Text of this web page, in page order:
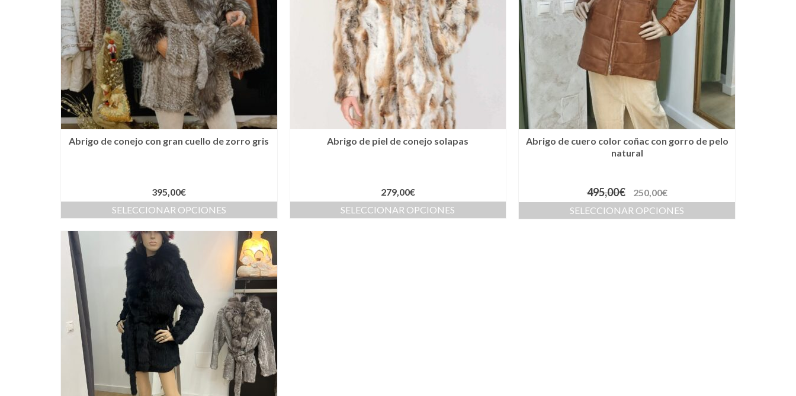
Abrigo de conejo con gran cuello de zorro gris
395,00€
SELECCIONAR OPCIONES
Abrigo de piel de conejo solapas
279,00€
SELECCIONAR OPCIONES
Abrigo de cuero color coñac con gorro de pelo
natural
495,00€ 250,00€
SELECCIONAR OPCIONES